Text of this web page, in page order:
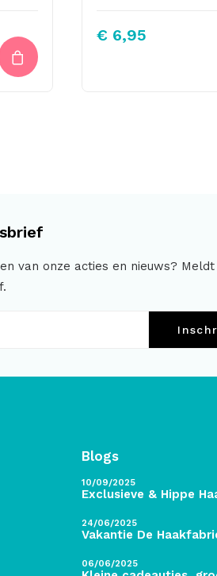
€ 6,95
van onze acties en nieuws? Meldt
Blogs
10/09/2025
Exclusieve & Hippe
24/06/2025
Vakantie De
06/06/2025